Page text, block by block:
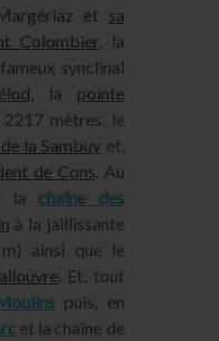
et sa
Colombier , la
synclinal
, la pointe
2217 mètres, le
la Sambuy et,
de Cons . Au
la chaîne des
à la jaillissante
ainsi que le
. Et, tout
puis, en
et la chaîne de